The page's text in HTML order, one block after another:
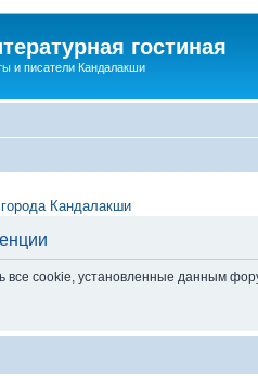
гостиная
и писатели Кандалакши
Кандалакши
все cookie, установленные данным